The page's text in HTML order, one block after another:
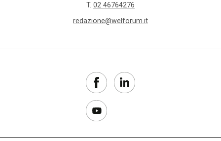
T. 02 46764276
redazione@welforum.it